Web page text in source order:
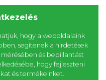
nem áll
hívást fogadni,
email-en vagy
hogy a weboldalaink
segítenek a hirdetések
és bepillantást
hogy fejleszteni
és termékeinket.